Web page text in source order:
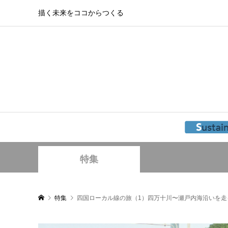
描く未来をココからつくる
特集
特集 四国ローカル線の旅（1）四万十川〜瀬戸内海沿いを走